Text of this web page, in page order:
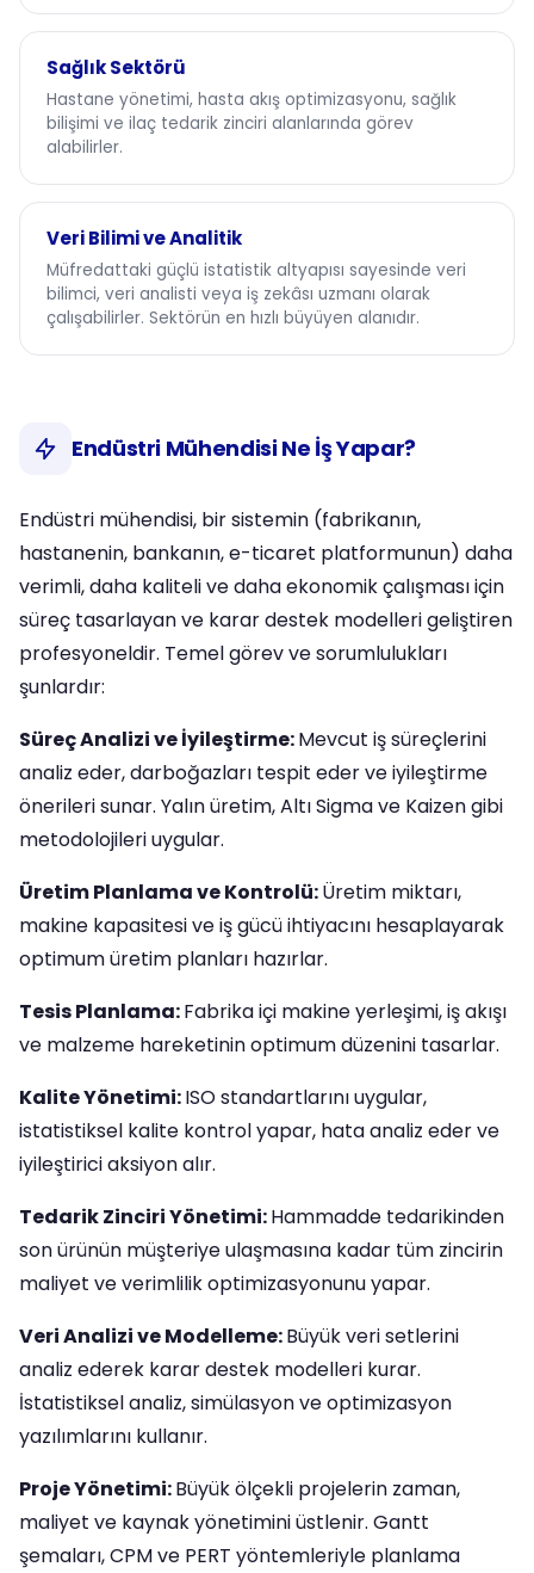
Sağlık Sektörü
Hastane yönetimi, hasta akış optimizasyonu, sağlık
bilişimi ve ilaç tedarik zinciri alanlarında görev
alabilirler.
Veri Bilimi ve Analitik
Müfredattaki güçlü istatistik altyapısı sayesinde veri
bilimci, veri analisti veya iş zekâsı uzmanı olarak
çalışabilirler. Sektörün en hızlı büyüyen alanıdır.
Endüstri Mühendisi Ne İş Yapar?
Endüstri mühendisi, bir sistemin (fabrikanın,
hastanenin, bankanın, e-ticaret platformunun) daha
verimli, daha kaliteli ve daha ekonomik çalışması için
süreç tasarlayan ve karar destek modelleri geliştiren
profesyoneldir. Temel görev ve sorumlulukları
şunlardır:
Süreç Analizi ve İyileştirme:Mevcut iş süreçlerini
analiz eder, darboğazları tespit eder ve iyileştirme
önerileri sunar. Yalın üretim, Altı Sigma ve Kaizen gibi
metodolojileri uygular.
Üretim Planlama ve Kontrolü:Üretim miktarı,
makine kapasitesi ve iş gücü ihtiyacını hesaplayarak
optimum üretim planları hazırlar.
Tesis Planlama:Fabrika içi makine yerleşimi, iş akışı
ve malzeme hareketinin optimum düzenini tasarlar.
Kalite Yönetimi:ISO standartlarını uygular,
istatistiksel kalite kontrol yapar, hata analiz eder ve
iyileştirici aksiyon alır.
Tedarik Zinciri Yönetimi:Hammadde tedarikinden
son ürünün müşteriye ulaşmasına kadar tüm zincirin
maliyet ve verimlilik optimizasyonunu yapar.
Veri Analizi ve Modelleme:Büyük veri setlerini
analiz ederek karar destek modelleri kurar.
İstatistiksel analiz, simülasyon ve optimizasyon
yazılımlarını kullanır.
Proje Yönetimi:Büyük ölçekli projelerin zaman,
maliyet ve kaynak yönetimini üstlenir. Gantt
şemaları, CPM ve PERT yöntemleriyle planlama